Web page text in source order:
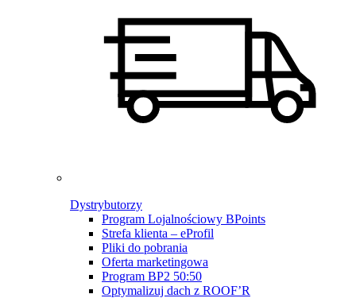
Dystrybutorzy
Program Lojalnościowy BPoints
Strefa klienta – eProfil
Pliki do pobrania
Oferta marketingowa
Program BP2 50:50
Optymalizuj dach z ROOF’R